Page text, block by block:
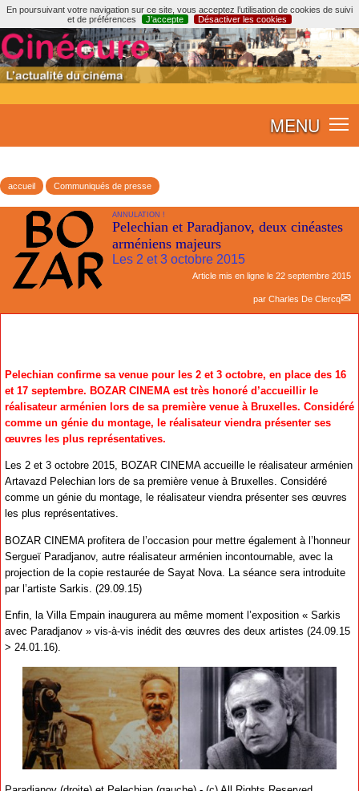
En poursuivant votre navigation sur ce site, vous acceptez l’utilisation de cookies de suivi
et de préférences
J’accepte Désactiver les cookies
MENU
accueil Communiqués de presse
ANNULATION !
Pelechian et Paradjanov, deux cinéastes
arméniens majeurs
Les 2 et 3 octobre 2015
Article mis en ligne le 22 septembre 2015
par Charles De Clercq
Pelechian confirme sa venue pour les 2 et 3 octobre, en place des 16
et 17 septembre. BOZAR CINEMA est très honoré d’accueillir le
réalisateur arménien lors de sa première venue à Bruxelles. Considéré
comme un génie du montage, le réalisateur viendra présenter ses
œuvres les plus représentatives.
Les 2 et 3 octobre 2015, BOZAR CINEMA accueille le réalisateur arménien
Artavazd Pelechian lors de sa première venue à Bruxelles. Considéré
comme un génie du montage, le réalisateur viendra présenter ses œuvres
les plus représentatives.
BOZAR CINEMA profitera de l’occasion pour mettre également à l’honneur
Sergueï Paradjanov, autre réalisateur arménien incontournable, avec la
projection de la copie restaurée de Sayat Nova. La séance sera introduite
par l’artiste Sarkis. (29.09.15)
Enfin, la Villa Empain inaugurera au même moment l’exposition « Sarkis
avec Paradjanov » vis-à-vis inédit des œuvres des deux artistes (24.09.15
> 24.01.16).